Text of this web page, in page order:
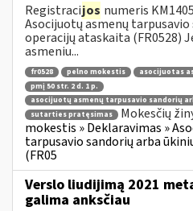
Registracijos numeris
Asocijuotų asmenų
operacijų ataskaita (FR0528)
asmeniu...
fr0528 pelno mokestis asocijuotas
pmį 50 str. 2 d. 1 p.
asocijuotų asmenų tarpusavio sandorių
sutarties pratęsimas
Mokesčių
mokestis » Deklaravimas »
tarpusavio sandorių arba
(FR05
Verslo liudijimą 2021
galima anksčiau